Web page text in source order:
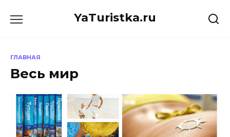
YaTuristka.ru
ГЛАВНАЯ
Весь мир